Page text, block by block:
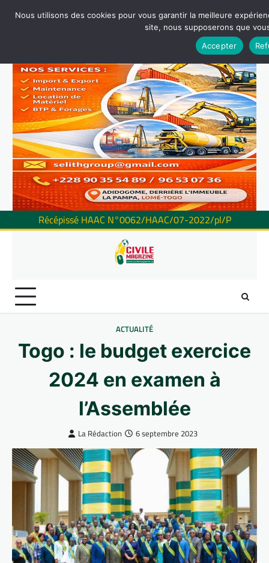
Récépissé HAAC N°0062/HAAC/07-2022/pl/P
ACTUALITÉ
Togo : le budget exercice
2024 en examen à
l’Assemblée
La Rédaction 6 septembre 2023
Nous utilisons des cookies pour vous garantir la meilleure
site, nous supposerons que
Accepter